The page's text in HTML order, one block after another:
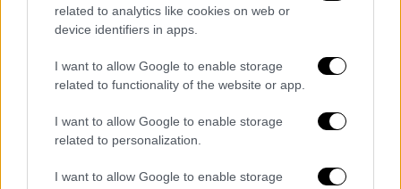
related to analytics like cookies on web or
device identifiers in apps.
I want to allow Google to enable storage
related to functionality of the website or app.
I want to allow Google to enable storage
related to personalization.
I want to allow Google to enable storage
Καταλήψεις στην Κρήτη